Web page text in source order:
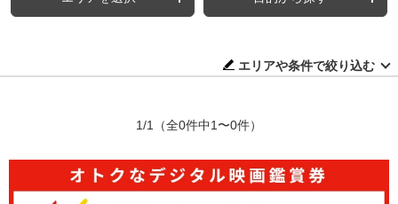
エリアや条件で絞り込む
1/1 （全0件中1〜0件）